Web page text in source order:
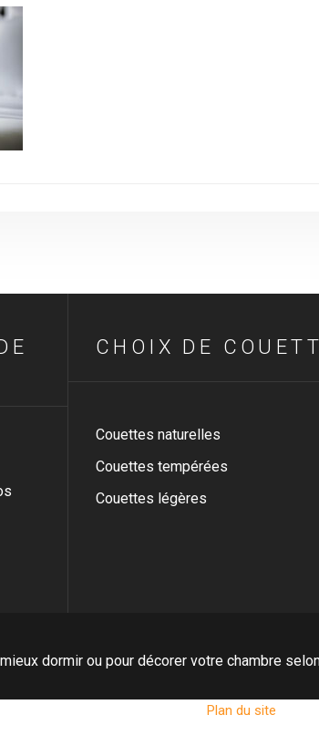
CHOIX DE
Couettes naturelles
Couettes tempérées
Couettes légères
dormir ou pour décorer votre chambre
Plan du site